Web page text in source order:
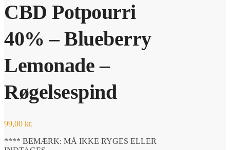
CBD Potpourri
40% – Blueberry
Lemonade –
Røgelsespind
99,00 kr.
**** BEMÆRK: MÅ IKKE RYGES ELLER